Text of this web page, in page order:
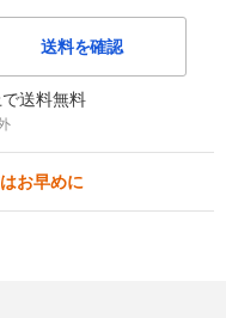
送料を確認
で送料無料
お早めに